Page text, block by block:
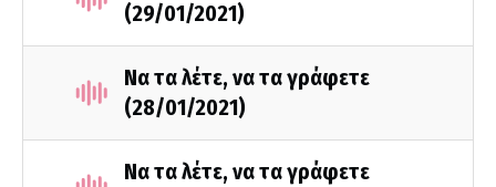
(29/01/2021)
Να τα λέτε, να τα γράφετε
(28/01/2021)
Να τα λέτε, να τα γράφετε